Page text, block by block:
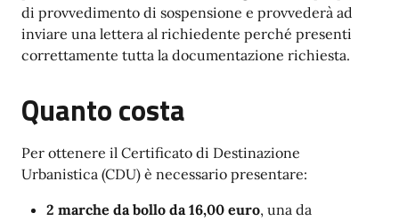
di provvedimento di sospensione e provvederà ad
inviare una lettera al richiedente perché presenti
correttamente tutta la documentazione richiesta.
Quanto costa
Per ottenere il Certificato di Destinazione
Urbanistica (CDU) è necessario presentare:
2 marche da bollo da 16,00 euro, una da